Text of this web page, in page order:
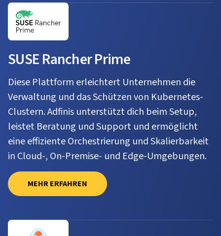
SUSE Rancher Prime
Diese Plattform erleichtert Unternehmen die
Verwaltung und das Schützen von Kubernetes-
Clustern. Adfinis unterstützt dich beim Setup,
leistet Beratung und Support und ermöglicht
eine effiziente Orchestrierung und Skalierbarkeit
in Cloud-, On-Premise- und Edge-Umgebungen.
MEHR ERFAHREN